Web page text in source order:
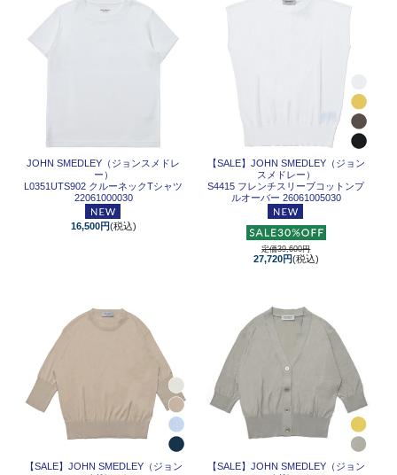
JOHN SMEDLEY（ジョンスメドレ
ー）
L0351UTS902 クルーネックTシャツ
22061000030
16,500円(税込)
【SALE】 JOHN SMEDLEY（ジョン
スメドレー）
S4415 フレンチスリーブコットンプ
ルオーバー 26061005030
定価39,600円
27,720円(税込)
【SALE】 JOHN SMEDLEY（ジョン
【SALE】 JOHN SMEDLEY（ジョン